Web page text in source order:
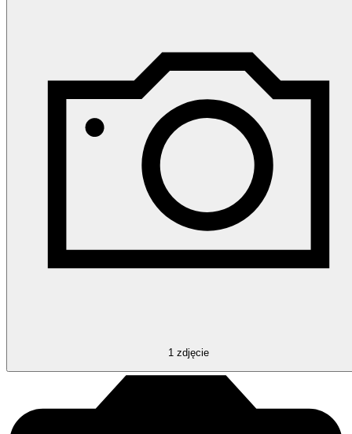
1 zdjęcie